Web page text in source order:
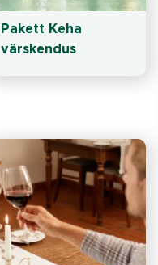
Pakett Keha
värskendus